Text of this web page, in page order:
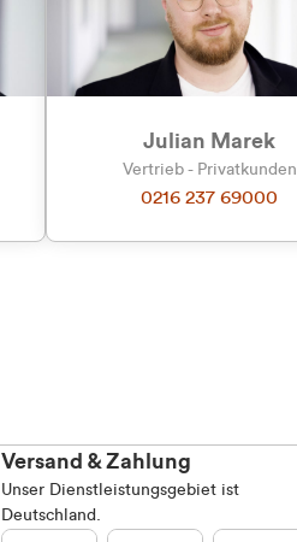
Julian Marek
Vertrieb - Privatkunden
0216 237 69000
Versand & Zahlung
Unser Dienstleistungsgebiet ist
Deutschland.